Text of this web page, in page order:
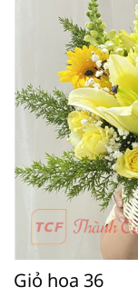
Giỏ hoa 36